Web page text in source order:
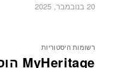
20 בנובמבר, 2025
רשומות היסטוריות